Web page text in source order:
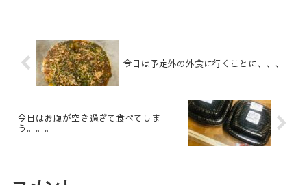
今日は予定外の外食に行くことに、、、
今日はお腹が空き過ぎて食べてしま
う。。。